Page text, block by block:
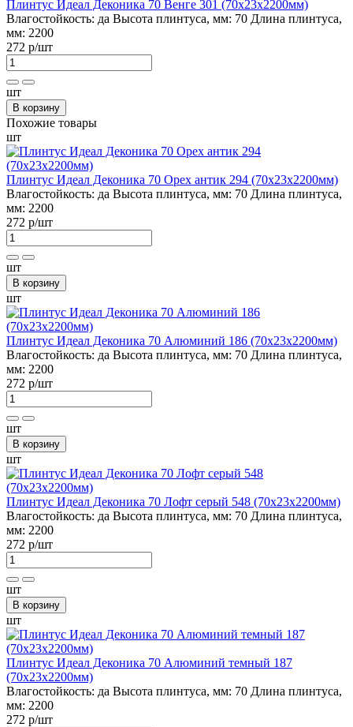
Плинтус Идеал Деконика 70 Венге 301 (70х23х2200мм)
Влагостойкость: да Высота плинтуса, мм: 70 Длина плинтуса,
мм: 2200
272 р/шт
шт
В корзину
Похожие товары
шт
Плинтус Идеал Деконика 70 Орех антик 294 (70х23х2200мм)
Влагостойкость: да Высота плинтуса, мм: 70 Длина плинтуса,
мм: 2200
272 р/шт
шт
В корзину
шт
Плинтус Идеал Деконика 70 Алюминий 186 (70х23х2200мм)
Влагостойкость: да Высота плинтуса, мм: 70 Длина плинтуса,
мм: 2200
272 р/шт
шт
В корзину
шт
Плинтус Идеал Деконика 70 Лофт серый 548 (70х23х2200мм)
Влагостойкость: да Высота плинтуса, мм: 70 Длина плинтуса,
мм: 2200
272 р/шт
шт
В корзину
шт
Плинтус Идеал Деконика 70 Алюминий темный 187
(70х23х2200мм)
Влагостойкость: да Высота плинтуса, мм: 70 Длина плинтуса,
мм: 2200
272 р/шт